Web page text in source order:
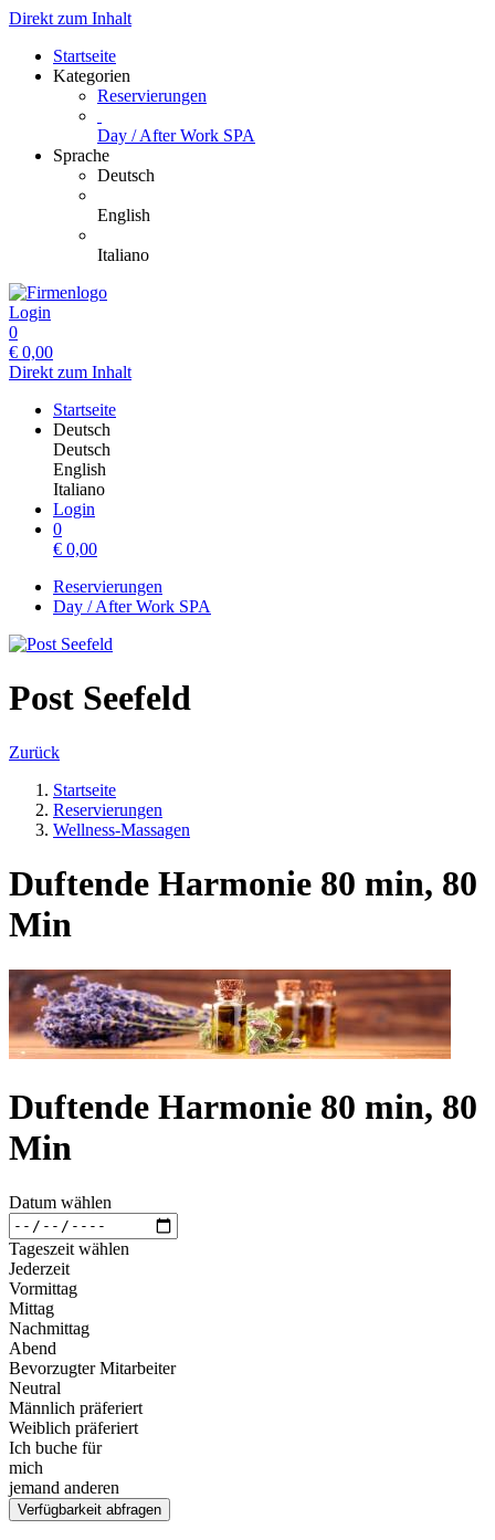
Direkt zum Inhalt
Startseite
Kategorien
Reservierungen
Day / After Work SPA
Sprache
Deutsch
English
Italiano
Login
0
€ 0,00
Direkt zum Inhalt
Startseite
Deutsch
Deutsch
English
Italiano
Login
0
€ 0,00
Reservierungen
Day / After Work SPA
Post Seefeld
Zurück
Startseite
Reservierungen
Wellness-Massagen
Duftende Harmonie 80 min, 80
Min
Duftende Harmonie 80 min, 80
Min
Datum wählen
Tageszeit wählen
Jederzeit
Vormittag
Mittag
Nachmittag
Abend
Bevorzugter Mitarbeiter
Neutral
Männlich präferiert
Weiblich präferiert
Ich buche für
mich
jemand anderen
Verfügbarkeit abfragen